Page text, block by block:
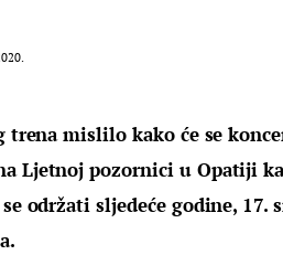
trena mislilo kako će se
Ljetnoj pozornici u Opatiji
održati sljedeće godine, 17.